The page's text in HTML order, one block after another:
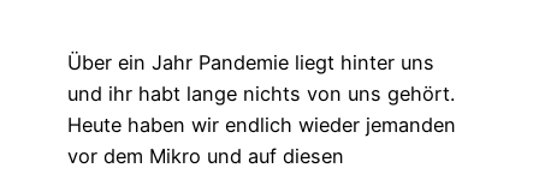
Über ein Jahr Pandemie liegt hinter uns
und ihr habt lange nichts von uns gehört.
Heute haben wir endlich wieder jemanden
vor dem Mikro und auf diesen